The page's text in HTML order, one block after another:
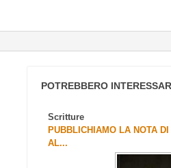
POTREBBERO
Scritture
PUBBLICHIAMO LA NOTA
AL...